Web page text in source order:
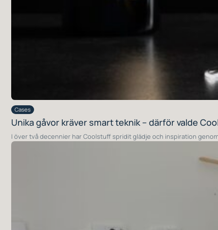
Cases
Unika gåvor kräver smart teknik – därför valde
I över två decennier har Coolstuff spridit glädje och inspiration